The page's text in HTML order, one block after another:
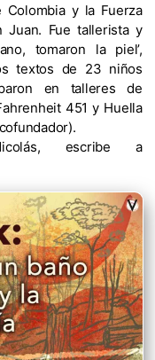
Colombia y la Fuerza
Fue tallerista y
tomaron la piel’,
textos de 23 niños
en talleres de
451 y Huella
escribe a